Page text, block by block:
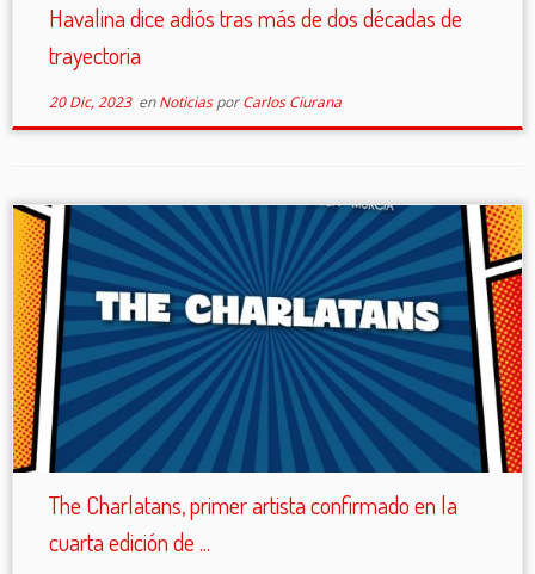
Havalina dice adiós tras más de dos décadas de
trayectoria
20 Dic, 2023enNoticiasporCarlos Ciurana
The Charlatans, primer artista confirmado en la
cuarta edición de ...